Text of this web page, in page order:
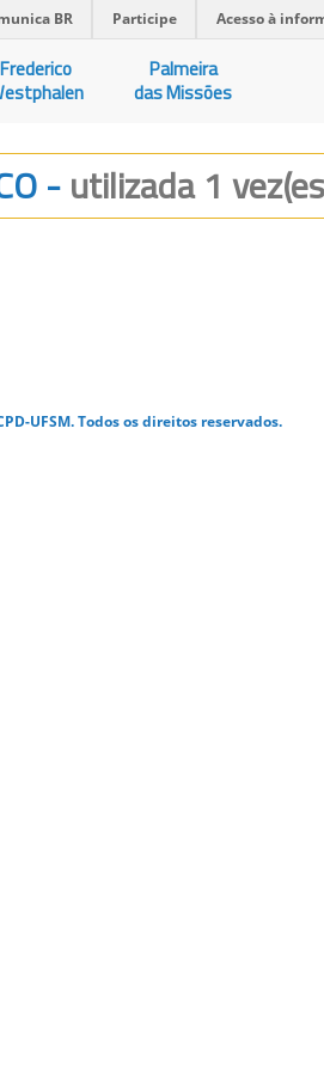
BR Participe Acesso à
Frederico
Palmeira
das Missões
-utilizada 1
UFSM. Todos os direitos reservados.